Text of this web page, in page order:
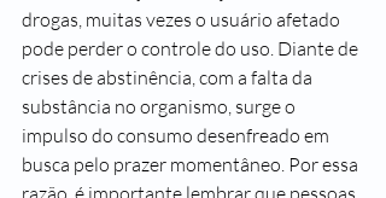
drogas, muitas vezes o usuário afetado
pode perder o controle do uso. Diante de
crises de abstinência, com a falta da
substância no organismo, surge o
impulso do consumo desenfreado em
busca pelo prazer momentâneo. Por essa
razão, é importante lembrar que pessoas